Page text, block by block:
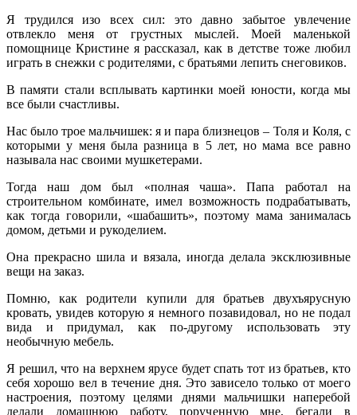
Я трудился изо всех сил: это давно забытое увлечение
отвлекло меня от грустных мыслей. Моей маленькой
помощнице Кристине я рассказал, как в детстве тоже любил
играть в снежки с родителями, с братьями лепить снеговиков.
В памяти стали всплывать картинки моей юности, когда мы
все были счастливы.
Нас было трое мальчишек: я и пара близнецов – Толя и Коля, с
которыми у меня была разница в 5 лет, но мама все равно
называла нас своими мушкетерами.
Тогда наш дом был «полная чаша». Папа работал на
строительном комбинате, имел возможность подрабатывать,
как тогда говорили, «шабашить», поэтому мама занималась
домом, детьми и рукоделием.
Она прекрасно шила и вязала, иногда делала эксклюзивные
вещи на заказ.
Помню, как родители купили для братьев двухъярусную
кровать, увидев которую я немного позавидовал, но не подал
вида и придумал, как по-другому использовать эту
необычную мебель.
Я решил, что на верхнем ярусе будет спать тот из братьев, кто
себя хорошо вел в течение дня. Это зависело только от моего
настроения, поэтому целями днями мальчишки наперебой
делали домашнюю работу, порученную мне, бегали в